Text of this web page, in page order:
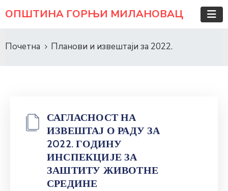
ОПШТИНА ГОРЊИ МИЛАНОВАЦ
Почетна Планови и извештаји за 2022.
САГЛАСНОСТ НА
ИЗВЕШТАЈ О РАДУ ЗА
2022. ГОДИНУ
ИНСПЕКЦИЈЕ ЗА
ЗАШТИТУ ЖИВОТНЕ
СРЕДИНЕ